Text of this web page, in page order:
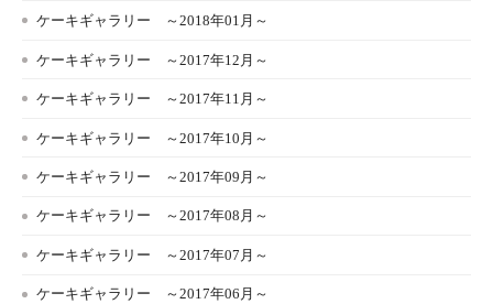
ケーキギャラリー ～2018年01月～
ケーキギャラリー ～2017年12月～
ケーキギャラリー ～2017年11月～
ケーキギャラリー ～2017年10月～
ケーキギャラリー ～2017年09月～
ケーキギャラリー ～2017年08月～
ケーキギャラリー ～2017年07月～
ケーキギャラリー ～2017年06月～